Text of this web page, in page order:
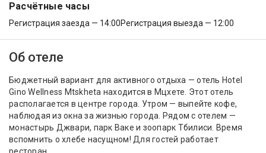
Расчётные часы
Регистрация заезда — 14:00Регистрация выезда — 12:00
Об отеле
Бюджетный вариант для активного отдыха — отель Hotel
Gino Wellness Mtskheta находится в Мцхете. Этот отель
располагается в центре города. Утром — выпейте кофе,
наблюдая из окна за жизнью города. Рядом с отелем —
монастырь Джвари, парк Ваке и зоопарк Тбилиси. Время
вспомнить о хлебе насущном! Для гостей работает